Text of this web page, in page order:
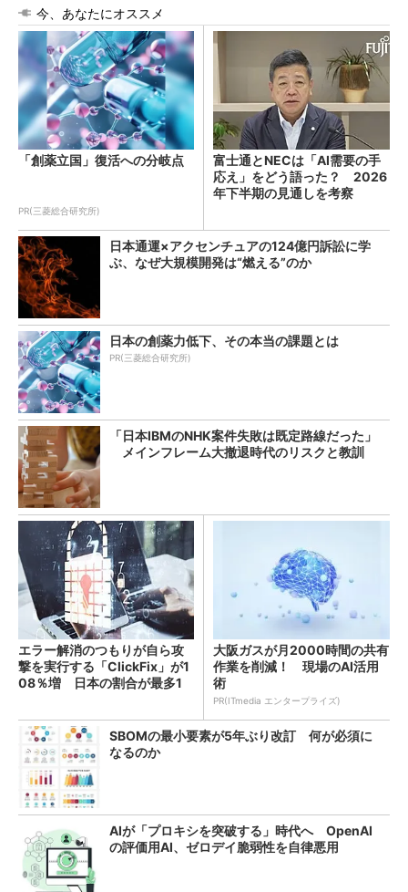
今、あなたにオススメ
「創薬立国」復活への分岐点
PR(三菱総合研究所)
富士通とNECは「AI需要の手
応え」をどう語った？ 2026
年下半期の見通しを考察
日本通運×アクセンチュアの124億円訴訟に学
ぶ、なぜ大規模開発は“燃える”のか
日本の創薬力低下、その本当の課題とは
PR(三菱総合研究所)
「日本IBMのNHK案件失敗は既定路線だった」
メインフレーム大撤退時代のリスクと教訓
エラー解消のつもりが自ら攻
撃を実行する「ClickFix」が1
08％増 日本の割合が最多1
大阪ガスが月2000時間の共有
作業を削減！ 現場のAI活用
術
PR(ITmedia エンタープライズ)
SBOMの最小要素が5年ぶり改訂 何が必須に
なるのか
AIが「プロキシを突破する」時代へ OpenAI
の評価用AI、ゼロデイ脆弱性を自律悪用